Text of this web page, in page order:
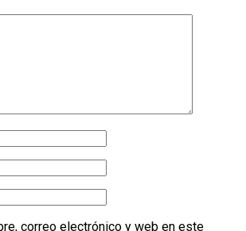
correo electrónico y web en este